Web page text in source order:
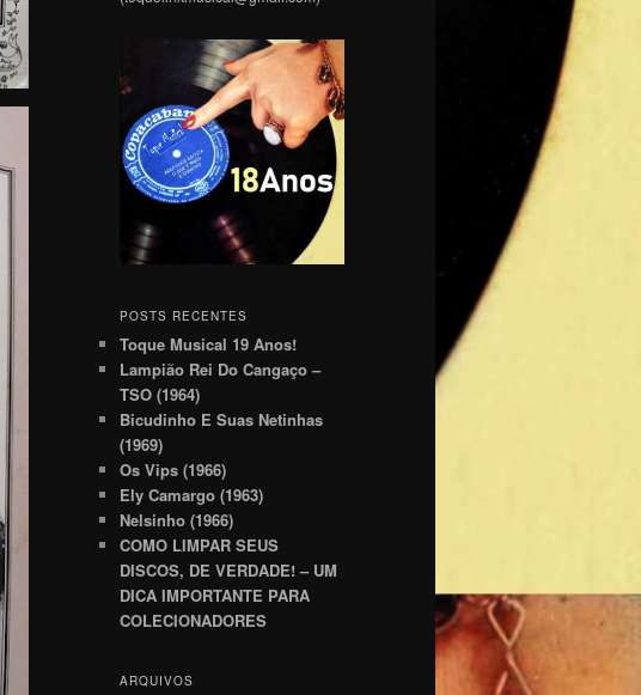
POSTS RECENTES
Toque Musical 19 Anos!
Lampião Rei Do Cangaço –
TSO (1964)
Bicudinho E Suas Netinhas
(1969)
Os Vips (1966)
Ely Camargo (1963)
Nelsinho (1966)
COMO LIMPAR SEUS
DISCOS, DE VERDADE! – UM
DICA IMPORTANTE PARA
COLECIONADORES
ARQUIVOS